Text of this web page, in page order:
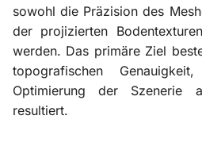
sowohl die Präzision des
der projizierten
werden. Das primäre Ziel
topografischen
Optimierung der Szenerie
resultiert.